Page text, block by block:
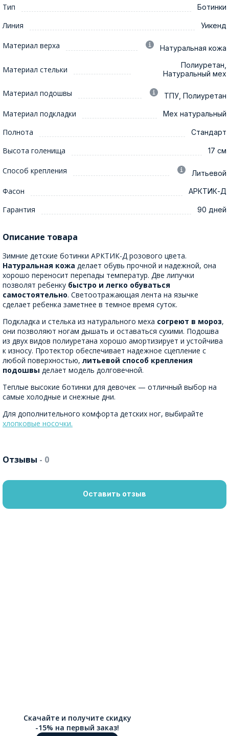
Тип Ботинки
Линия Уикенд
Материал верха Натуральная кожа
Материал стельки
Полиуретан,
Натуральный мех
Материал подошвы ТПУ, Полиуретан
Материал подкладки Мех натуральный
Полнота Стандарт
Высота голенища 17 см
Способ крепления Литьевой
Фасон АРКТИК-Д
Гарантия 90 дней
Описание товара
Зимние детские ботинки АРКТИК-Д розового цвета.
Натуральная кожа делает обувь прочной и надежной, она
хорошо переносит перепады температур. Две липучки
позволят ребенку быстро и легко обуваться
самостоятельно. Светоотражающая лента на язычке
сделает ребенка заметнее в темное время суток.
Подкладка и стелька из натурального меха согреют в мороз,
они позволяют ногам дышать и оставаться сухими. Подошва
из двух видов полиуретана хорошо амортизирует и устойчива
к износу. Протектор обеспечивает надежное сцепление с
любой поверхностью, литьевой способ крепления
подошвы делает модель долговечной.
Теплые высокие ботинки для девочек — отличный выбор на
самые холодные и снежные дни.
Для дополнительного комфорта детских ног, выбирайте
хлопковые носочки.
Отзывы - 0
Оставить отзыв
Скачайте и получите скидку
-15% на первый заказ!